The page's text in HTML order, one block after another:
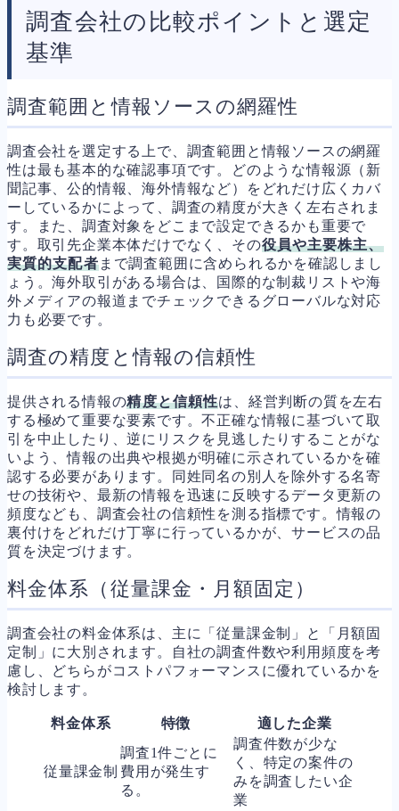
調査会社の比較ポイントと選定
基準
調査範囲と情報ソースの網羅性
調査会社を選定する上で、調査範囲と情報ソースの網羅
性は最も基本的な確認事項です。どのような情報源（新
聞記事、公的情報、海外情報など）をどれだけ広くカバ
ーしているかによって、調査の精度が大きく左右されま
す。また、調査対象をどこまで設定できるかも重要で
す。取引先企業本体だけでなく、その役員や主要株主、
実質的支配者まで調査範囲に含められるかを確認しまし
ょう。海外取引がある場合は、国際的な制裁リストや海
外メディアの報道までチェックできるグローバルな対応
力も必要です。
調査の精度と情報の信頼性
提供される情報の精度と信頼性は、経営判断の質を左右
する極めて重要な要素です。不正確な情報に基づいて取
引を中止したり、逆にリスクを見逃したりすることがな
いよう、情報の出典や根拠が明確に示されているかを確
認する必要があります。同姓同名の別人を除外する名寄
せの技術や、最新の情報を迅速に反映するデータ更新の
頻度なども、調査会社の信頼性を測る指標です。情報の
裏付けをどれだけ丁寧に行っているかが、サービスの品
質を決定づけます。
料金体系（従量課金・月額固定）
調査会社の料金体系は、主に「従量課金制」と「月額固
定制」に大別されます。自社の調査件数や利用頻度を考
慮し、どちらがコストパフォーマンスに優れているかを
検討します。
料金体系 特徴 適した企業
従量課金制
調査1件ごとに
費用が発生す
る。
調査件数が少な
く、特定の案件の
みを調査したい企
業